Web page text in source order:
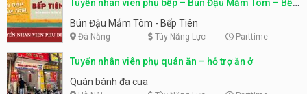
Tuyển nhân viên phụ bếp – Bún Đậu Mắm Tôm – Bếp
Tiên
Bún Đậu Mắm Tôm - Bếp Tiên
Đà Nẵng Tùy Năng Lực Parttime
Tuyển nhân viên phụ quán ăn – hỗ trợ ăn ở
Quán bánh đa cua